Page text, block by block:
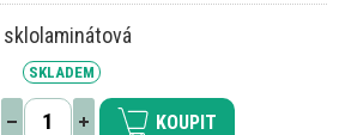
SKLADEM
KOUPIT